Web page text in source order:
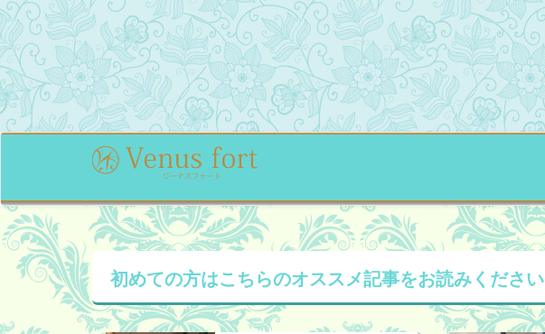
初めての方はこちらのオススメ記事をお読みください